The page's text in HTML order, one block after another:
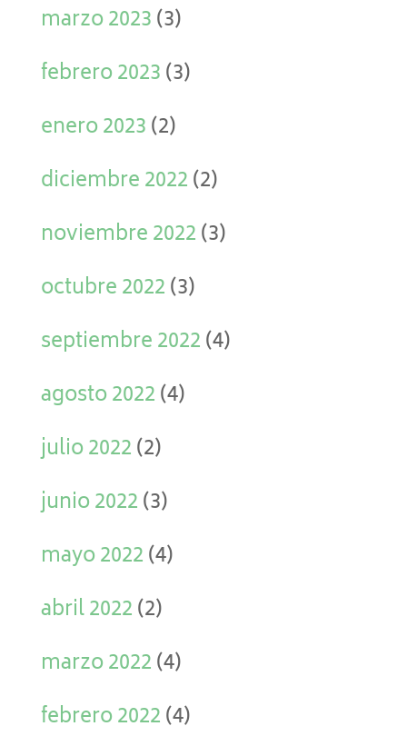
marzo 2023(3)
febrero 2023(3)
enero 2023(2)
diciembre 2022(2)
noviembre 2022(3)
octubre 2022(3)
septiembre 2022(4)
agosto 2022(4)
julio 2022(2)
junio 2022(3)
mayo 2022(4)
abril 2022(2)
marzo 2022(4)
febrero 2022(4)